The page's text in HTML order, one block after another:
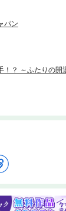
……。しかし、葵
いに感動のフィナ
パン
！？ ～ふたりの開